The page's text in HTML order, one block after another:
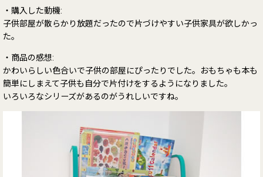
・購入した動機:
子供部屋が散らかり放題だったので片づけやすい子供家具が欲しかっ
た。
・商品の感想:
かわいらしい色合いで子供の部屋にぴったりでした。おもちゃも本も
簡単にしまえて子供も自分で片付けをするようになりました。
いろいろなシリーズがあるのがうれしいですね。